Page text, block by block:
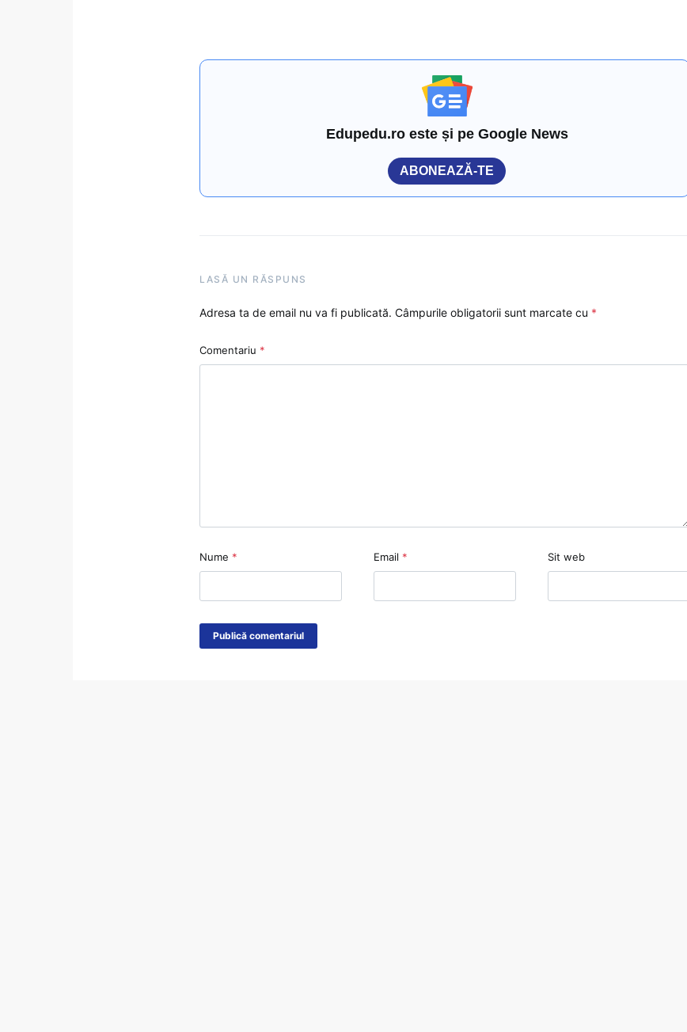
Edupedu.ro este și pe Google News
ABONEAZĂ-TE
LASĂ UN RĂSPUNS
Adresa ta de email nu va fi publicată. Câmpurile obligatorii sunt marcate cu *
Comentariu *
Nume * Email * Sit web